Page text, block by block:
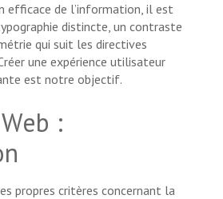
efficace de l’information, il est
distincte, un contraste
qui suit les directives
une expérience utilisateur
est notre objectif.
:
propres critères concernant la